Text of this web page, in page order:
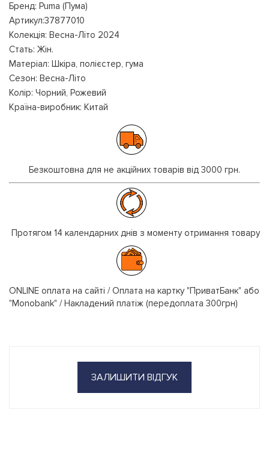
Бренд: Puma (Пума)
Артикул:37877010
Колекція: Весна-Літо 2024
Стать: Жін.
Матеріал: Шкіра, полієстер, гума
Сезон: Весна-Літо
Колір: Чорний, Рожевий
Країна-виробник: Китай
Безкоштовна для не акційних товарів від 3000 грн.
Протягом 14 календарних днів з моменту отримання товару
ONLINE оплата на сайті / Оплата на картку "ПриватБанк" або
"Monobank" / Накладений платіж (передоплата 300грн)
ЗАЛИШИТИ ВІДГУК